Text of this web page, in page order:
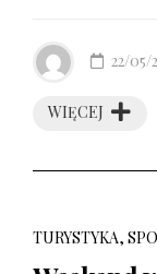
WIĘCEJ
22/05/
TURYSTYKA,